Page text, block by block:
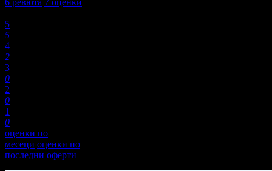
6 ревюта 7 оценки
5
5
4
2
3
0
2
0
1
0
оценки по
месеци оценки по
последни оферти